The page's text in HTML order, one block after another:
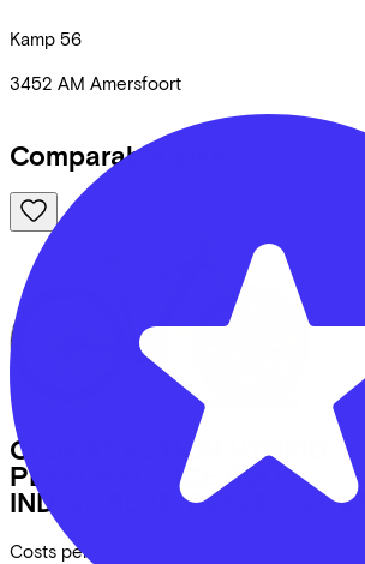
Kamp 56
3452 AM Amersfoort
Comparable bikes
Cube
REACTION HYBRID
PERFORMANCE 600
INDIGOBLUE/REFLEX
(2026)
Costs per month from